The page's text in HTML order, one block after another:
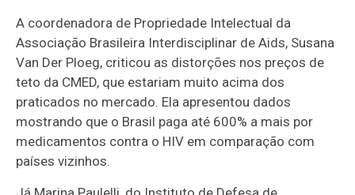
A coordenadora de Propriedade Intelectual da
Associação Brasileira Interdisciplinar de Aids, Susana
Van Der Ploeg, criticou as distorções nos preços de
teto da CMED, que estariam muito acima dos
praticados no mercado. Ela apresentou dados
mostrando que o Brasil paga até 600% a mais por
medicamentos contra o HIV em comparação com
países vizinhos.